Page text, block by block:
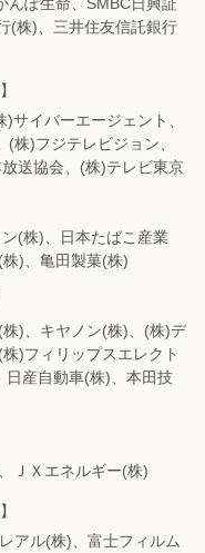
(株)、三井住友信託銀行
サイバーエージェント、
株)フジテレビジョン、
放送協会、(株)テレビ東京
(株)、日本たばこ産業
)、亀田製菓(株)
)、キヤノン(株)、(株)デ
)フィリップスエレクト
日産自動車(株)、本田技
ＪＸエネルギー(株)
アル(株)、富士フィルム